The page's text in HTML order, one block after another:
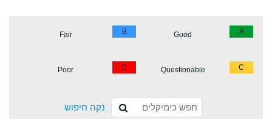
A
Good
B
Fair
C
Questionable
D
Poor
נקה חיפוש